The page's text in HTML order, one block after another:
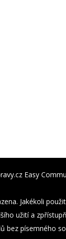
Easy
Jakékoli
užití a
bez písemného